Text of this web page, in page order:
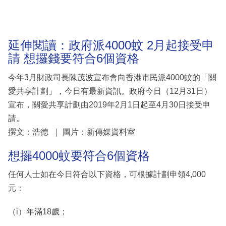
延伸閱讀：政府派4000蚊 2月起接受申
請 想攞錢要符合6個資格
今年3月財政司長陳茂波宣布會向香港市民派4000蚊的「關
愛共享計劃」，今日有最新資訊。政府今日（12月31日）
宣布，關愛共享計劃由2019年2月1日起至4月30日接受申
請。
撰文：浩德 ｜ 圖片：新傳媒資料室
想攞4000蚊要符合6個資格
任何人士如在今日符合以下資格，可根據計劃申領4,000
元：
（i）年滿18歲；